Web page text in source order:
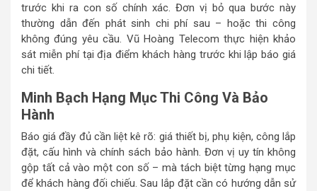
trước khi ra con số chính xác. Đơn vị bỏ qua bước này
thường dẫn đến phát sinh chi phí sau – hoặc thi công
không đúng yêu cầu. Vũ Hoàng Telecom thực hiện khảo
sát miễn phí tại địa điểm khách hàng trước khi lập báo giá
chi tiết.
Minh Bạch Hạng Mục Thi Công Và Bảo
Hành
Báo giá đầy đủ cần liệt kê rõ: giá thiết bị, phụ kiện, công lắp
đặt, cấu hình và chính sách bảo hành. Đơn vị uy tín không
gộp tất cả vào một con số – mà tách biệt từng hạng mục
để khách hàng đối chiếu. Sau lắp đặt cần có hướng dẫn sử